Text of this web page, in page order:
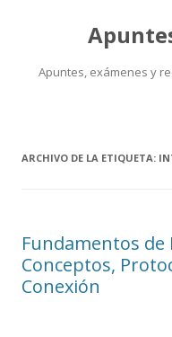
Apuntes, exámenes y
ARCHIVO DE LA ETIQUETA:
Fundamentos de
Conceptos,
Conexión